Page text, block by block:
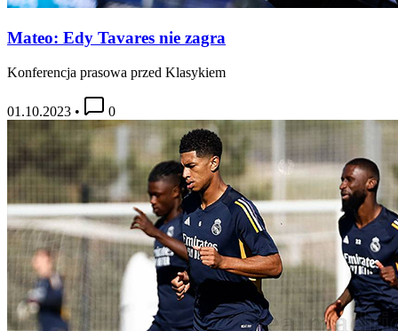
Mateo: Edy Tavares nie zagra
Konferencja prasowa przed Klasykiem
01.10.2023 • 0